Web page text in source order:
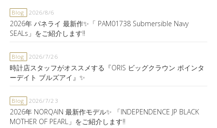
Blog 2026/8/6
2026年 パネライ 最新作✨「 PAM01738 Submersible Navy
SEALs」をご紹介します‼️
Blog 2026/7/26
時計店スタッフがオススメする『ORIS ビッグクラウン ポインタ
ーデイト ブルズアイ』✨
Blog 2026/7/23
2026年 NORQAIN 最新作モデル✨ 「INDEPENDENCE JP BLACK
MOTHER OF PEARL」をご紹介します‼️